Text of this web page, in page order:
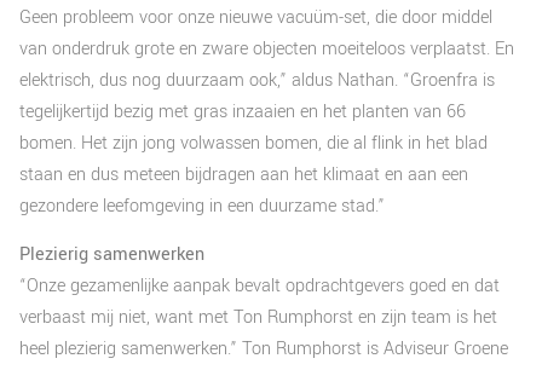
Geen probleem voor onze nieuwe vacuüm-set, die door middel
van onderdruk grote en zware objecten moeiteloos verplaatst. En
elektrisch, dus nog duurzaam ook,” aldus Nathan. “Groenfra is
tegelijkertijd bezig met gras inzaaien en het planten van 66
bomen. Het zijn jong volwassen bomen, die al flink in het blad
staan en dus meteen bijdragen aan het klimaat en aan een
gezondere leefomgeving in een duurzame stad.”
Plezierig samenwerken
“Onze gezamenlijke aanpak bevalt opdrachtgevers goed en dat
verbaast mij niet, want met Ton Rumphorst en zijn team is het
heel plezierig samenwerken.” Ton Rumphorst is Adviseur Groene